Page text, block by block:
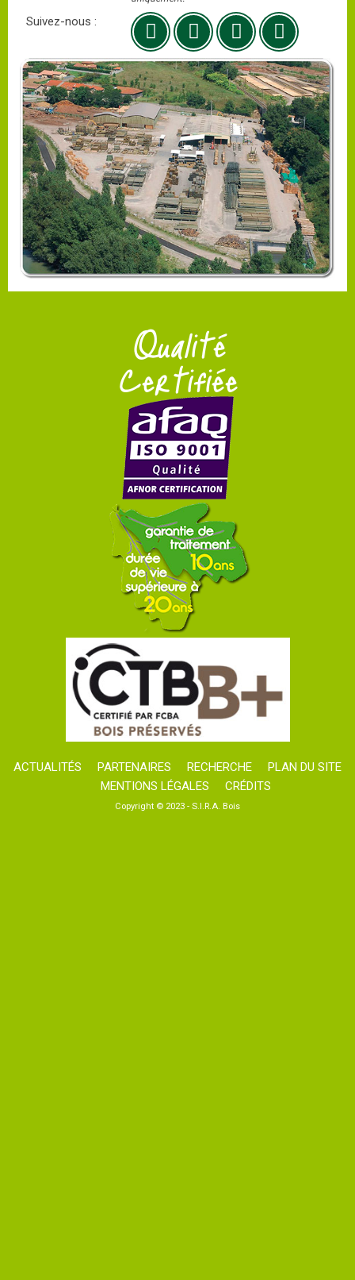
Suivez-nous :
Qualité
Certifiée
ACTUALITÉS PARTENAIRES RECHERCHE
PLAN DU SITE
MENTIONS LÉGALES
CRÉDITS
Copyright © 2023 - S.I.R.A. Bois